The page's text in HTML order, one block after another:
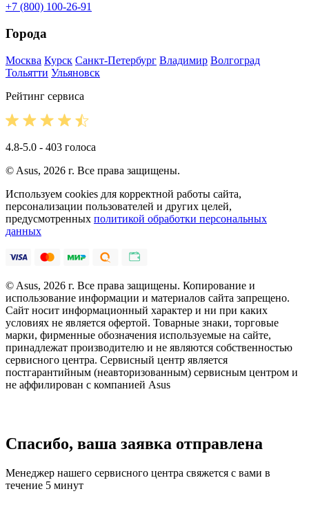
+7 (800) 100-26-91
Города
Москва Курск Санкт-Петербург Владимир Волгоград
Тольятти Ульяновск
Рейтинг сервиса
4.8-5.0 - 403 голоса
© Asus, 2026 г. Все права защищены.
Используем cookies для корректной работы сайта,
персонализации пользователей и других целей,
предусмотренных политикой обработки персональных
данных
© Asus, 2026 г. Все права защищены. Копирование и
использование информации и материалов сайта запрещено.
Сайт носит информационный характер и ни при каких
условиях не является офертой. Товарные знаки, торговые
марки, фирменные обозначения используемые на сайте,
принадлежат производителю и не являются собственностью
сервисного центра. Сервисный центр является
постгарантийным (неавторизованным) сервисным центром и
не аффилирован с компанией Asus
Спасибо, ваша заявка отправлена
Менеджер нашего сервисного центра свяжется с вами в
течение 5 минут